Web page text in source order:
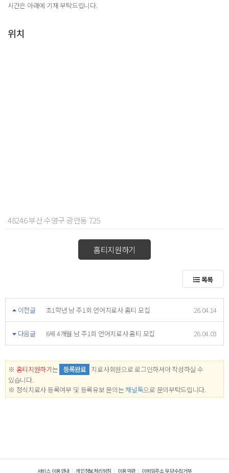
시간은 아래에 기재 부탁드립니다.
위치
48246 부산 수영구 광안동 725
홈티지원하기
목록
이전글 초1학년 남 주1회 언어치료사 홈티 모집 26.04.14
다음글 6세 4개월 남 주1회 언어치료사 홈티 모집 26.04.03
※ 홈티지원하기는 등록완료 치료사회원으로 로그인하셔야 작성하실 수
있습니다.
※ 정식치료사 등록여부 및 등록유보 문의는 채널톡으로 문의부탁드립니다.
서비스 이용안내 개인정보처리방침 이용약관 이메일주소 무단수집거부